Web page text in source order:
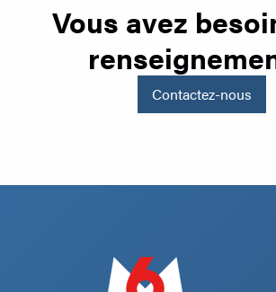
Vous avez
Contactez-nous